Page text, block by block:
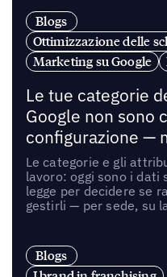
Blogs
Ottimizzazione delle
Marketing su Google
Le tue categorie
Google non sono
configurazione —
Le categorie e gli
lavoro: oggi sono i
legge per decidere se
gestirli — per sede, su
Blogs